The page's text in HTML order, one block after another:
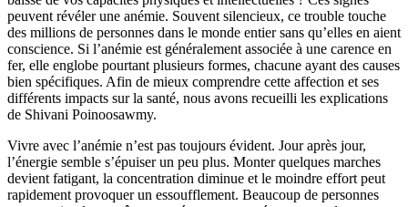
peuvent révéler une anémie. Souvent silencieux, ce trouble touche
des millions de personnes dans le monde entier sans qu’elles en aient
conscience. Si l’anémie est généralement associée à une carence en
fer, elle englobe pourtant plusieurs formes, chacune ayant des causes
bien spécifiques. Afin de mieux comprendre cette affection et ses
différents impacts sur la santé, nous avons recueilli les explications
de Shivani Poinoosawmy.
Vivre avec l’anémie n’est pas toujours évident. Jour après jour,
l’énergie semble s’épuiser un peu plus. Monter quelques marches
devient fatigant, la concentration diminue et le moindre effort peut
rapidement provoquer un essoufflement. Beaucoup de personnes